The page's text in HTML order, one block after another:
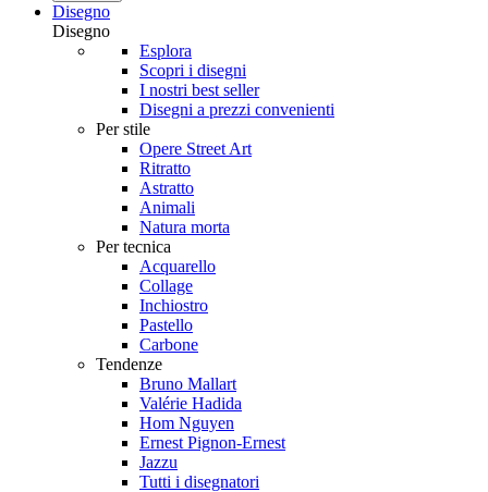
Disegno
Disegno
Esplora
Scopri i disegni
I nostri best seller
Disegni a prezzi convenienti
Per stile
Opere Street Art
Ritratto
Astratto
Animali
Natura morta
Per tecnica
Acquarello
Collage
Inchiostro
Pastello
Carbone
Tendenze
Bruno Mallart
Valérie Hadida
Hom Nguyen
Ernest Pignon-Ernest
Jazzu
Tutti i disegnatori